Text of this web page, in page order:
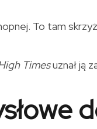
To tam
Timesuznał ją